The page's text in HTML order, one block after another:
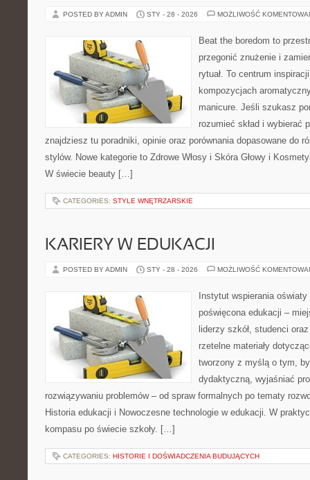
POSTED BY ADMIN STY - 28 - 2026 MOŻLIWOŚĆ
Beat the boredom to
przegonić znużenie i
rytuał. To centrum
kompozycjach
manicure. Jeśli szukasz
rozumieć skład i wybierać
znajdziesz tu poradniki, opinie oraz porównania dopasowane do
stylów. Nowe kategorie to Zdrowe Włosy i Skóra Głowy i
W świecie beauty […]
CATEGORIES: STYLE WNĘTRZARSKIE
KARIERY W EDUKACJI
POSTED BY ADMIN STY - 28 - 2026 MOŻLIWOŚĆ
Instytut wspierania
poświęcona edukacji –
liderzy szkół, studenci
rzetelne materiały
tworzony z myślą o tym,
dydaktyczną, wyjaśniać
rozwiązywaniu problemów – od spraw formalnych po tematy
Historia edukacji i Nowoczesne technologie w edukacji. W
kompasu po świecie szkoły. […]
CATEGORIES: HISTORIE I DOŚWIADCZENIA BUDUJĄCYCH